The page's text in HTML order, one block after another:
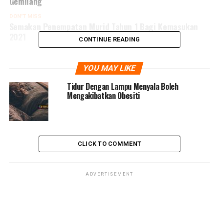
DON'T MISS
CONTINUE READING
YOU MAY LIKE
Tidur Dengan Lampu Menyala Boleh
Mengakibatkan Obesiti
CLICK TO COMMENT
ADVERTISEMENT